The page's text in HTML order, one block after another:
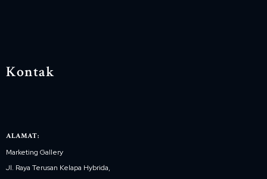
Kontak
ALAMAT:
Marketing Gallery
Jl. Raya Terusan Kelapa Hybrida,